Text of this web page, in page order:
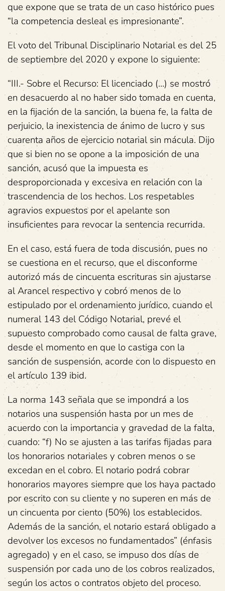
que expone que se trata de un caso histórico pues
“la competencia desleal es impresionante”.
El voto del Tribunal Disciplinario Notarial es del 25
de septiembre del 2020 y expone lo siguiente:
“III.- Sobre el Recurso: El licenciado (…) se mostró
en desacuerdo al no haber sido tomada en cuenta,
en la fijación de la sanción, la buena fe, la falta de
perjuicio, la inexistencia de ánimo de lucro y sus
cuarenta años de ejercicio notarial sin mácula. Dijo
que si bien no se opone a la imposición de una
sanción, acusó que la impuesta es
desproporcionada y excesiva en relación con la
trascendencia de los hechos. Los respetables
agravios expuestos por el apelante son
insuficientes para revocar la sentencia recurrida.
En el caso, está fuera de toda discusión, pues no
se cuestiona en el recurso, que el disconforme
autorizó más de cincuenta escrituras sin ajustarse
al Arancel respectivo y cobró menos de lo
estipulado por el ordenamiento jurídico, cuando el
numeral 143 del Código Notarial, prevé el
supuesto comprobado como causal de falta grave,
desde el momento en que lo castiga con la
sanción de suspensión, acorde con lo dispuesto en
el artículo 139 ibid.
La norma 143 señala que se impondrá a los
notarios una suspensión hasta por un mes de
acuerdo con la importancia y gravedad de la falta,
cuando: “f) No se ajusten a las tarifas fijadas para
los honorarios notariales y cobren menos o se
excedan en el cobro. El notario podrá cobrar
honorarios mayores siempre que los haya pactado
por escrito con su cliente y no superen en más de
un cincuenta por ciento (50%) los establecidos.
Además de la sanción, el notario estará obligado a
devolver los excesos no fundamentados” (énfasis
agregado) y en el caso, se impuso dos días de
suspensión por cada uno de los cobros realizados,
según los actos o contratos objeto del proceso.